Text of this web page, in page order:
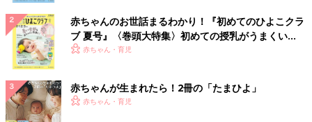
赤ちゃんのお世話まるわかり！『初めてのひよこクラ
ブ 夏号』〈巻頭大特集〉初めての授乳がうまくい
く！ おっぱい・ミルクの基本と夏のトラブル 解決テ
赤ちゃん・育児
赤ちゃんが生まれたら！2冊の「たまひよ」
赤ちゃん・育児